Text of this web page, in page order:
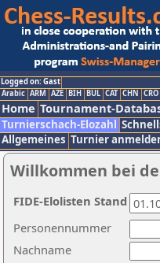
Logged on: Gast
Arabic ARM AZE BIH BUL CAT CHN CRO
Home Tournament-
Turnierschach-Elozahl
Allgemeines Turnier
Willkommen bei
Nachname
Personennummer
FIDE-Elolisten Stand